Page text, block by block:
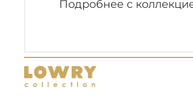
Подробнее с